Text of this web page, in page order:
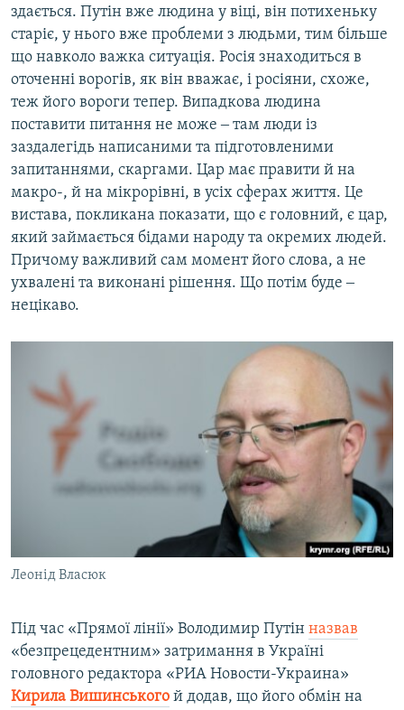
здається. Путін вже людина у віці, він потихеньку
старіє, у нього вже проблеми з людьми, тим більше
що навколо важка ситуація. Росія знаходиться в
оточенні ворогів, як він вважає, і росіяни, схоже,
теж його вороги тепер. Випадкова людина
поставити питання не може ‒ там люди із
заздалегідь написаними та підготовленими
запитаннями, скаргами. Цар має правити й на
макро-, й на мікрорівні, в усіх сферах життя. Це
вистава, покликана показати, що є головний, є цар,
який займається бідами народу та окремих людей.
Причому важливий сам момент його слова, а не
ухвалені та виконані рішення. Що потім буде ‒
нецікаво.
Леонід Власюк
Під час «Прямої лінії» Володимир Путін назвав
«безпрецедентним» затримання в Україні
головного редактора «РИА Новости-Украина»
Кирила Вишинського й додав, що його обмін на